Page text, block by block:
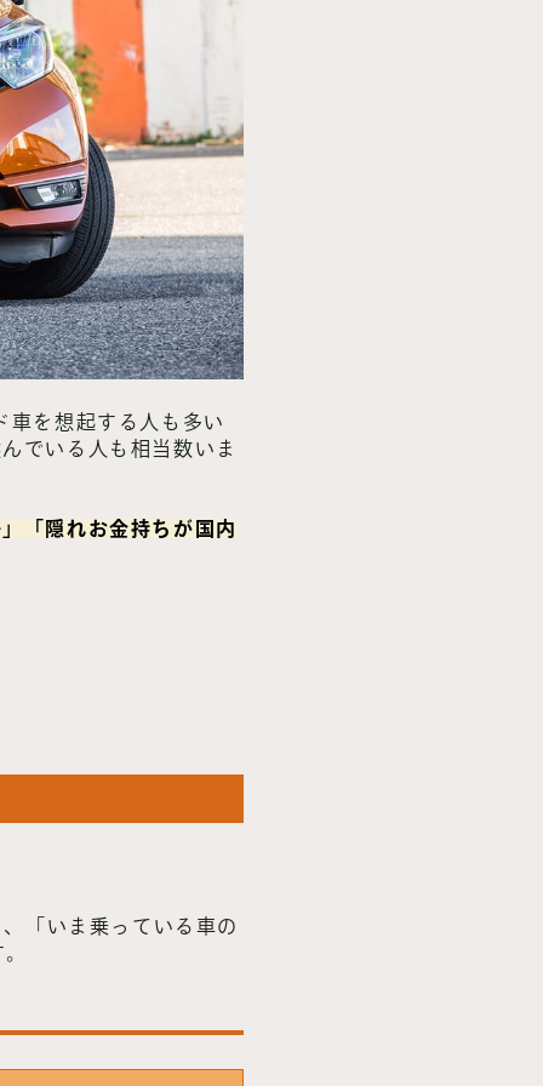
車を想起する人も多い
でいる人も相当数いま
「隠れお金持ちが国内
「いま乗っている車の